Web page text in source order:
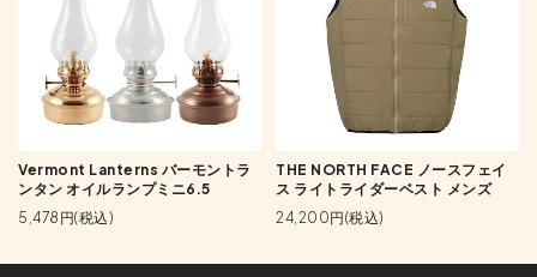
Vermont Lanterns バーモントラ
ンタン オイルランプミニ6.5
5,478円(税込)
THE NORTH FACE ノースフェイ
ス ライトライダーベスト メンズ
24,200円(税込)